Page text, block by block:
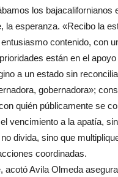
los bajacalifornianos
la esperanza. «Recibo la
contenido, con
están en el
a un estado sin
gobernadora»;
quién públicamente se
vencimiento a la apatía, sin
divida, sino que
coordinadas.
acotó Avila Olmeda